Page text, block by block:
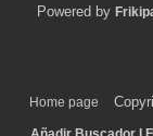
Powered by
Home page